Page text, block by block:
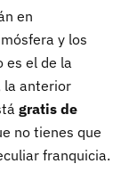
en
y los
es el de la
la anterior
gratis de
no tienes que
franquicia.